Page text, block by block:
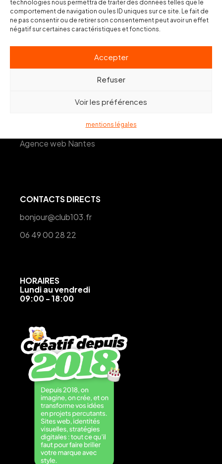
technologies nous permettra de traiter des données telles que le
comportement de navigation ou les ID uniques sur ce site. Le fait de
ne pas consentir ou de retirer son consentement peut avoir un effet
négatif sur certaines caractéristiques et fonctions.
Accepter
Refuser
Voir les préférences
mentions légales
Agence web Hyères-les-Palmiers
Agence web Marseille
Agence web Bordeaux
Agence web Lyon
Agence web Montpellier
Agence web Nantes
CONTACTS DIRECTS
bonjour@club103.fr
06 49 00 28 22
HORAIRES
Lundi au vendredi
09:00 - 18:00